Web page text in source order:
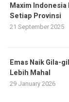
Maxim
Setiap Provinsi
21 September 2025
Emas Naik Gila-
Lebih Mahal
29 January 2026